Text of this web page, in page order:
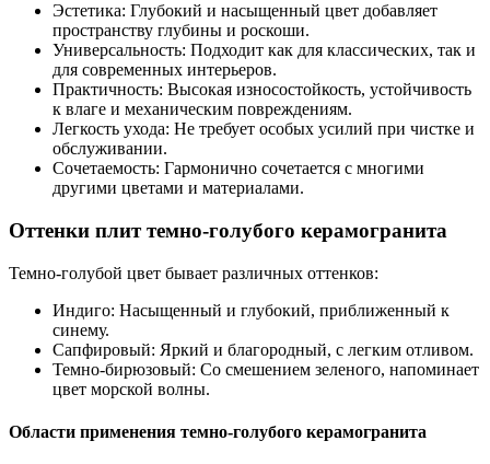
Эстетика: Глубокий и насыщенный цвет добавляет
пространству глубины и роскоши.
Универсальность: Подходит как для классических, так и
для современных интерьеров.
Практичность: Высокая износостойкость, устойчивость
к влаге и механическим повреждениям.
Легкость ухода: Не требует особых усилий при чистке и
обслуживании.
Сочетаемость: Гармонично сочетается с многими
другими цветами и материалами.
Оттенки плит темно-голубого керамогранита
Темно-голубой цвет бывает различных оттенков:
Индиго: Насыщенный и глубокий, приближенный к
синему.
Сапфировый: Яркий и благородный, с легким отливом.
Темно-бирюзовый: Со смешением зеленого, напоминает
цвет морской волны.
Области применения темно-голубого керамогранита